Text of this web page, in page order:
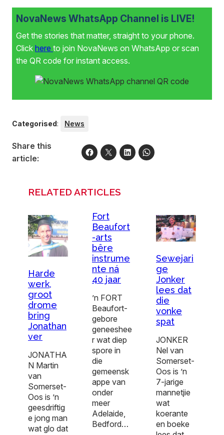
NovaNews WhatsApp Channel is LIVE!
Get the stories that matter, straight to your phone.
Click here to join NovaNews on WhatsApp or scan
the QR code for instant access.
Categorised : News
Share this
article:
RELATED ARTICLES
Harde
werk,
groot
drome
bring
Jonathan
ver
JONATHA
N Martin
van
Somerset-
Oos is ’n
geesdriftig
e jong man
wat glo dat
Fort
Beaufort
-arts
bêre
instrume
nte ná
40 jaar
’n FORT
Beaufort-
gebore
geneeshee
r wat diep
spore in
die
gemeensk
appe van
onder
meer
Adelaide,
Bedford…
Sewejari
ge
Jonker
lees dat
die
vonke
spat
JONKER
Nel van
Somerset-
Oos is ’n
7-jarige
mannetjie
wat
koerante
en boeke